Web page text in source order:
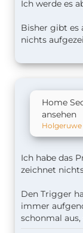
Ich werde es
Bisher gibt es
nichts
Home
ansehen
Holgeruwe
Ich habe das
zeichnet
Den Trigger
immer
schonmal